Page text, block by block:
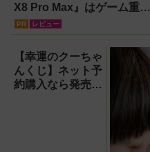
X8 Pro Max』はゲーム重視
ならコスパ最強クラス！
PR レビュー
【幸運のクーちゃ
んくじ】ネット予
約購入なら発売前